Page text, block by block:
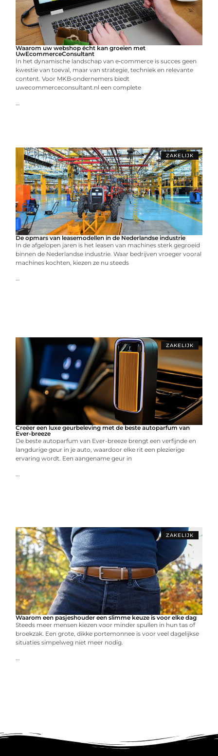
Waarom uw webshop écht kan groeien met
UwEcommerceConsultant
In het dynamische landschap van e‑commerce is succes geen
kwestie van toeval, maar van strategie, techniek en relevante
content. Voor MKB‑ondernemers biedt
uwecommerceconsultant.nl een complete
...
ZAKELIJK
De opmars van leasemodellen in de Nederlandse industrie
In de afgelopen jaren is het leasen van machines sterk gegroeid
binnen de Nederlandse industrie. Waar bedrijven vroeger vooral
machines kochten, kiezen ze nu steeds
...
ZAKELIJK
Creëer een luxe geurbeleving met de beste autoparfum van
Ever-breeze
De beste autoparfum van Ever-breeze brengt een verfijnde en
langdurige geur in je auto, waardoor elke rit een plezierige
ervaring wordt. Een aangename geur in
...
ZAKELIJK
Waarom een pasjeshouder een slimme keuze is voor elke dag
Steeds meer mensen kiezen voor minder spullen in hun tas of
broekzak. Een grote, dikke portemonnee is voor veel dagelijkse
situaties simpelweg niet meer nodig.
...